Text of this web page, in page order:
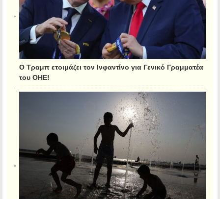
Ο Τραμπ ετοιμάζει τον Ινφαντίνο για Γενικό Γραμματέα
του ΟΗΕ!